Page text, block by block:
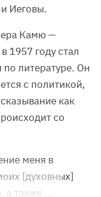
Иеговы.
Камю —
1957 году стал
литературе. Он
с политикой,
как
со
меня в
[духовных]
а также …